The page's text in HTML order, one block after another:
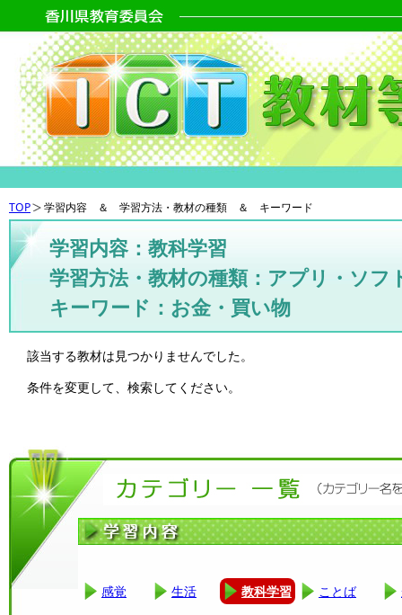
TOP 学習内容 ＆ 学習方法・教材の種類 ＆ キーワード
学習内容：教科学習
学習方法・教材の種類：アプリ・ソフ
キーワード：お金・買い物
該当する教材は見つかりませんでした。
条件を変更して、検索してください。
感覚 生活 教科学習 ことば